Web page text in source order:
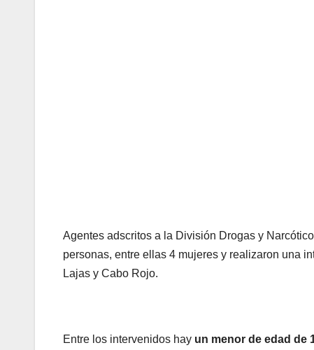
Agentes adscritos a la División Drogas y
personas, entre ellas 4 mujeres y realizaron una
Lajas y Cabo Rojo.
Entre los intervenidos hay un menor de edad de